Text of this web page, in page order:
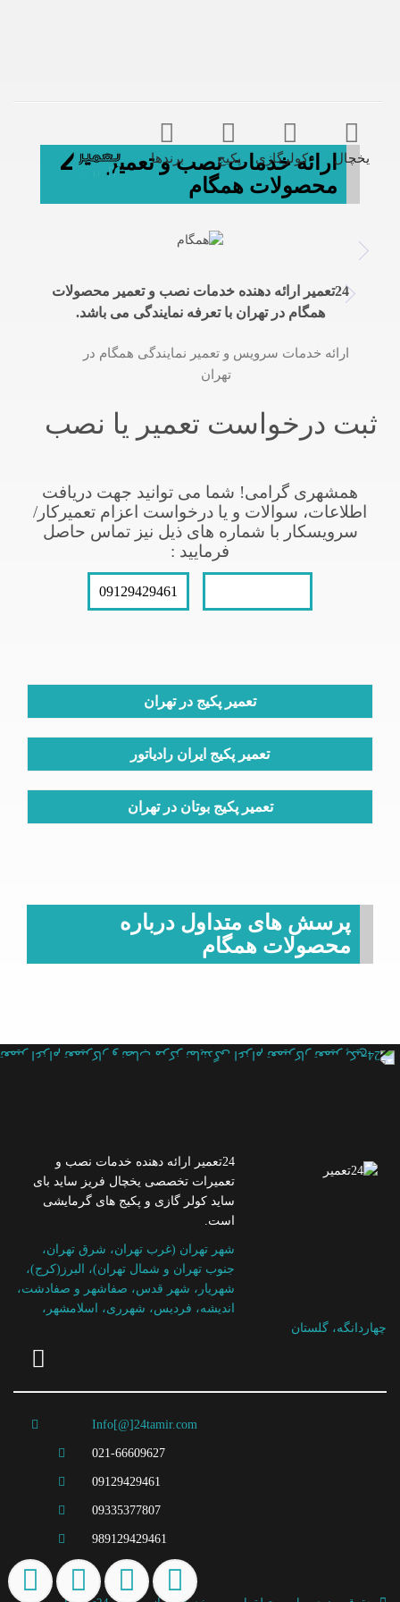
یخچال کولرگازی پکیج برندها
ارائه خدمات نصب و تعمیر
محصولات همگام
24تعمیر ارائه دهنده خدمات نصب و تعمیر محصولات
همگام در تهران با تعرفه نمایندگی می باشد.
ارائه خدمات سرویس و تعمیر نمایندگی همگام در
تهران
ثبت درخواست تعمیر یا نصب
همشهری گرامی! شما می توانید جهت دریافت
اطلاعات، سوالات و یا درخواست اعزام تعمیرکار/
سرویسکار با شماره های ذیل نیز تماس حاصل
فرمایید :
09129429461
تعمیر پکیج در تهران
تعمیر پکیج ایران رادیاتور
تعمیر پکیج بوتان در تهران
پرسش های متداول درباره
محصولات همگام
24تعمیر ارائه دهنده خدمات نصب و
تعمیرات تخصصی یخچال فریز ساید بای
ساید کولر گازی و پکیج های گرمایشی
است.
شهر تهران (غرب تهران، شرق تهران،
جنوب تهران و شمال تهران)، البرز(کرج)،
شهریار، شهر قدس، صفاشهر و صفادشت،
اندیشه، فردیس، شهرری، اسلامشهر،
چهاردانگه، گلستان
Info[@]24tamir.com
021-66609627
09129429461
09335377807
989129429461